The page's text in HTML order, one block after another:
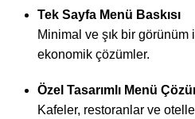
Tek Sayfa Menü Baskısı
Minimal ve şık bir
ekonomik çözümler.
Özel Tasarımlı Menü
Kafeler, restoranlar ve